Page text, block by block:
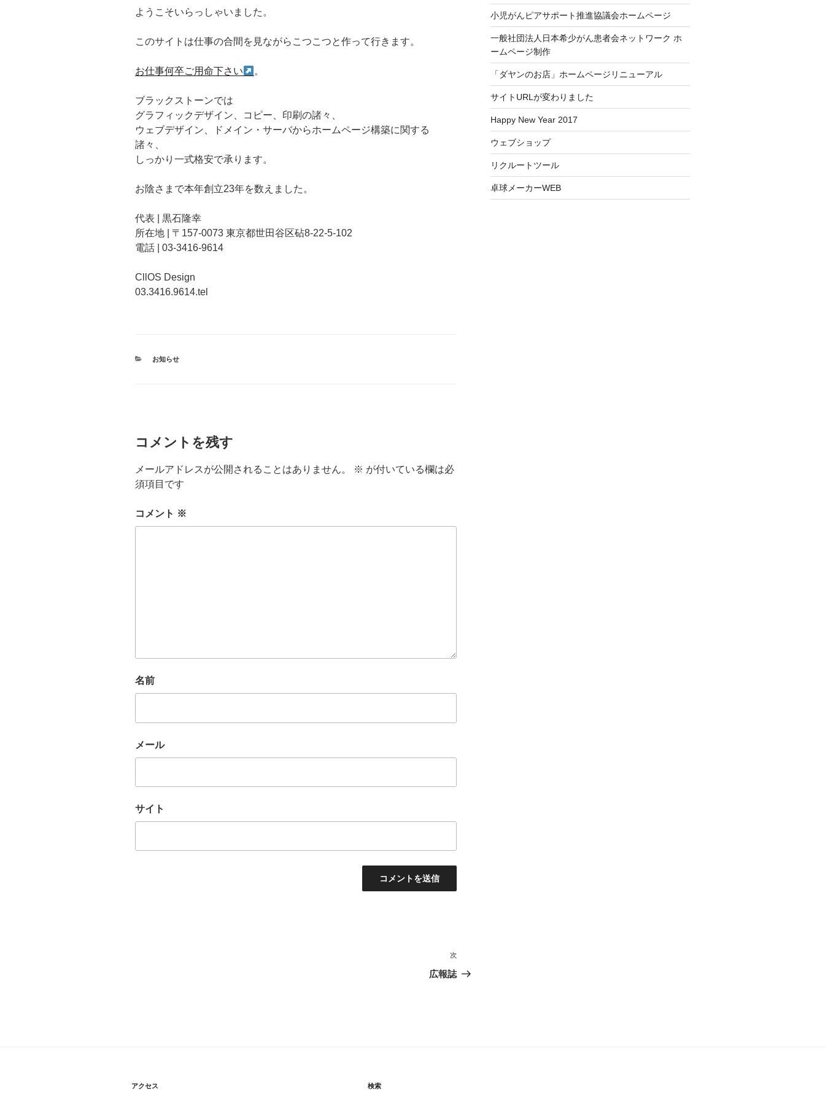
ようこそいらっしゃいました。
このサイトは仕事の合間を見ながらこつこつと作って行きます。
お仕事何卒ご用命下さい 。
ブラックストーンでは
グラフィックデザイン、コピー、印刷の諸々、
ウェブデザイン、ドメイン・サーバからホームページ構築に関する
諸々、
しっかり一式格安で承ります。
お陰さまで本年創立23年を数えました。
代表 | 黒石隆幸
所在地 | 〒157-0073 東京都世田谷区砧8-22-5-102
電話 | 03-3416-9614
CllOS Design
03.3416.9614.tel
カ
お知らせ
コメントを残す
メールアドレスが公開されることはありません。 ※ が付いている欄は必
須項目です
コメント ※
名前
メール
サイト
シ
次
の
次
広報誌
小児がんピアサポート推進協議会ホームページ
一般社団法人日本希少がん患者会ネットワーク ホ
ームページ制作
「ダヤンのお店」ホームページリニューアル
サイトURLが変わりました
Happy New Year 2017
ウェブショップ
リクルートツール
卓球メーカーWEB
アクセス 検索